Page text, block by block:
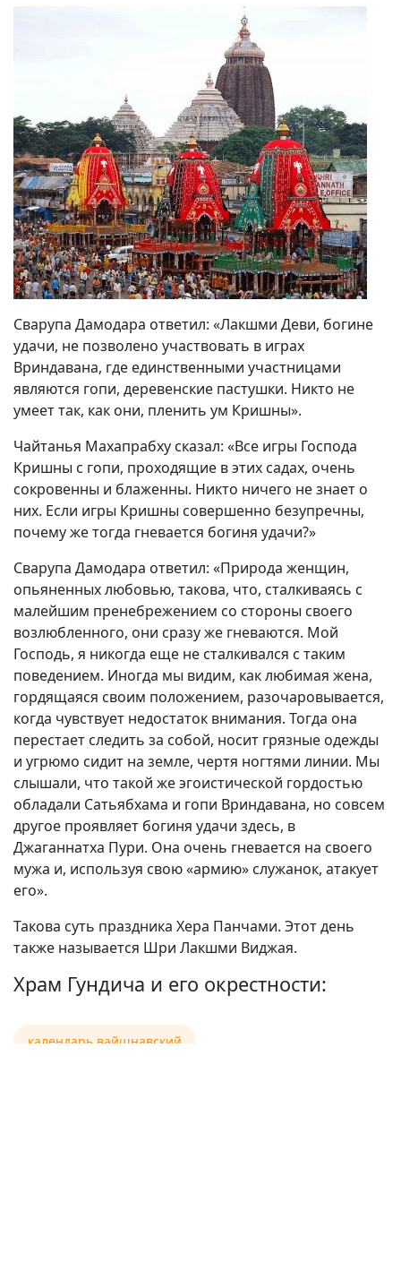
Сварупа Дамодара ответил: «Лакшми Деви, богине
удачи, не позволено участвовать в играх
Вриндавана, где единственными участницами
являются гопи, деревенские пастушки. Никто не
умеет так, как они, пленить ум Кришны».
Чайтанья Махапрабху сказал: «Все игры Господа
Кришны с гопи, проходящие в этих садах, очень
сокровенны и блаженны. Никто ничего не знает о
них. Если игры Кришны совершенно безупречны,
почему же тогда гневается богиня удачи?»
Сварупа Дамодара ответил: «Природа женщин,
опьяненных любовью, такова, что, сталкиваясь с
малейшим пренебрежением со стороны своего
возлюбленного, они сразу же гневаются. Мой
Господь, я никогда еще не сталкивался с таким
поведением. Иногда мы видим, как любимая жена,
гордящаяся своим положением, разочаровывается,
когда чувствует недостаток внимания. Тогда она
перестает следить за собой, носит грязные одежды
и угрюмо сидит на земле, чертя ногтями линии. Мы
слышали, что такой же эгоистической гордостью
обладали Сатьябхама и гопи Вриндавана, но совсем
другое проявляет богиня удачи здесь, в
Джаганнатха Пури. Она очень гневается на своего
мужа и, используя свою «армию» служанок, атакует
его».
Такова суть праздника Хера Панчами. Этот день
также называется Шри Лакшми Виджая.
Храм Гундича и его окрестности:
календарь вайшнавский